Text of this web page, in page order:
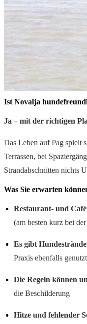
Ist Novalja
Ja – mit der richtigen
Das Leben auf Pag spielt
Terrassen, bei
Strandabschnitten nichts
Was Sie erwarten
Restaurant- und
(am besten kurz bei
Es gibt Hundestrände
Praxis ebenfalls
Die Regeln können
die Beschilderung
Hitze und fehlender